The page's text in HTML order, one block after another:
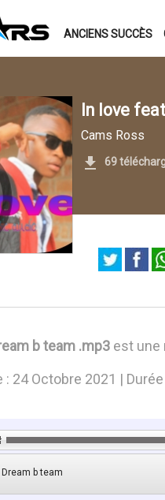
ANCIENS SUCCÈS
In love
Cams Ross
69
b team .mp3est une
: 24 Octobre 2021 | Durée
b team